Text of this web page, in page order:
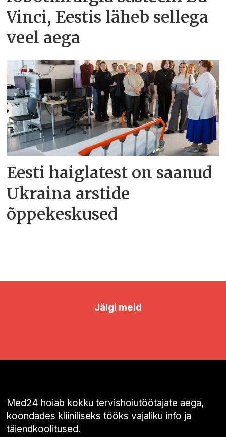
Vinci, Eestis läheb sellega
veel aega
Eesti haiglatest on saanud
Ukraina arstide
õppekeskused
Jälgi meid
Med24 hoiab kokku tervishoiutöötajate aega,
koondades kliiniliseks tööks vajaliku info ja
täiendkoolitused.